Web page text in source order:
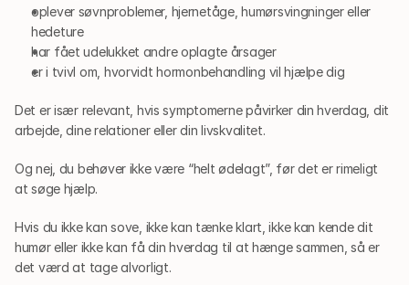
oplever søvnproblemer, hjernetåge, humørsvingninger eller
hedeture
har fået udelukket andre oplagte årsager
er i tvivl om, hvorvidt hormonbehandling vil hjælpe dig
Det er især relevant, hvis symptomerne påvirker din hverdag, dit
arbejde, dine relationer eller din livskvalitet.
Og nej, du behøver ikke være “helt ødelagt”, før det er rimeligt
at søge hjælp.
Hvis du ikke kan sove, ikke kan tænke klart, ikke kan kende dit
humør eller ikke kan få din hverdag til at hænge sammen, så er
det værd at tage alvorligt.